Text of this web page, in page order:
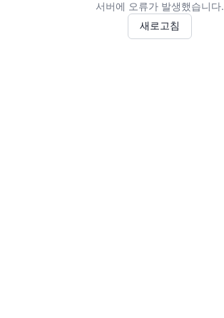
서버에 오류가 발생했습니다.
새로고침